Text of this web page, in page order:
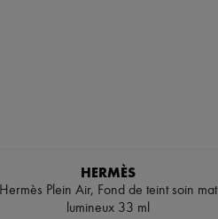
HERMÈS
Hermès Plein Air, Fond de teint soin mat
lumineux 33 ml